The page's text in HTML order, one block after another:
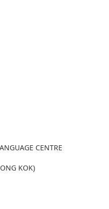
CENTRE
KOK)